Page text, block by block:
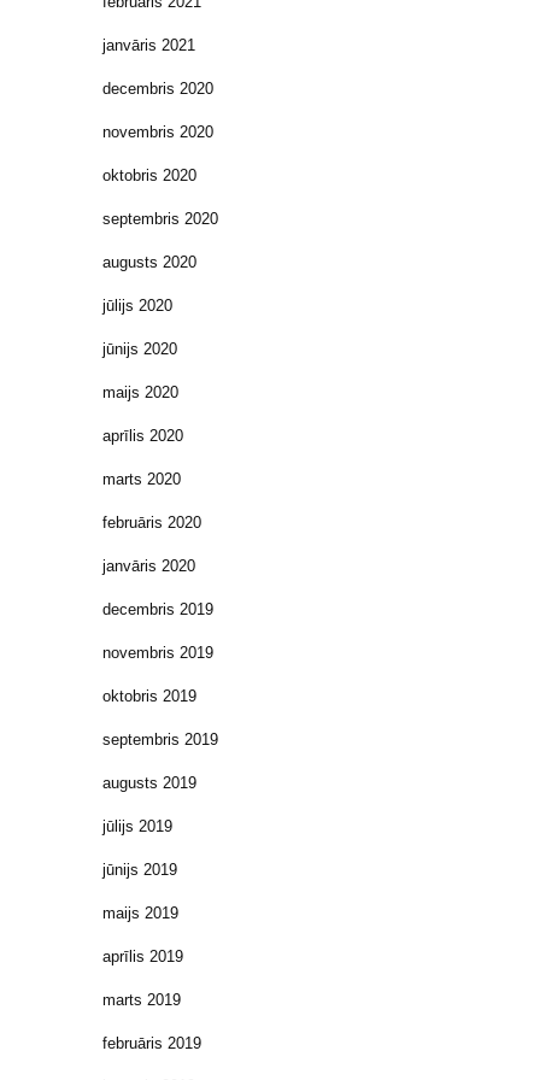
janvāris 2021
decembris 2020
novembris 2020
oktobris 2020
septembris 2020
augusts 2020
jūlijs 2020
jūnijs 2020
maijs 2020
aprīlis 2020
marts 2020
februāris 2020
janvāris 2020
decembris 2019
novembris 2019
oktobris 2019
septembris 2019
augusts 2019
jūlijs 2019
jūnijs 2019
maijs 2019
aprīlis 2019
marts 2019
februāris 2019